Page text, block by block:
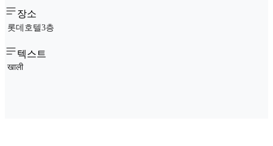
장소
롯데호텔3층
텍스트
खाली